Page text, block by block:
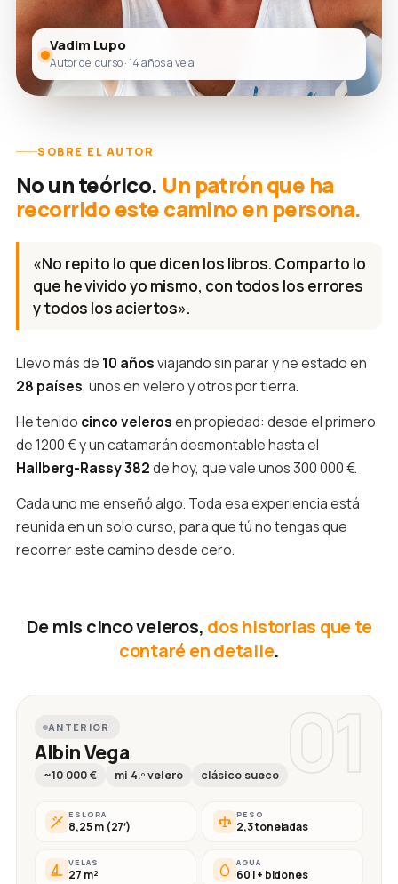
Vadim Lupo
Autor del curso · 14 años a vela
SOBRE EL AUTOR
No un teórico. Un patrón que ha
recorrido este camino en persona.
«No repito lo que dicen los libros. Comparto lo
que he vivido yo mismo, con todos los errores
y todos los aciertos».
Llevo más de 10 añosviajando sin parar y he estado en
28 países, unos en velero y otros por tierra.
He tenido cinco velerosen propiedad: desde el primero
de 1200 € y un catamarán desmontable hasta el
Hallberg-Rassy 382de hoy, que vale unos 300 000 €.
Cada uno me enseñó algo. Toda esa experiencia está
reunida en un solo curso, para que tú no tengas que
recorrer este camino desde cero.
De mis cinco veleros, dos historias que te
contaré en detalle.
01
ANTERIOR
Albin Vega
~10 000 € mi 4.º velero clásico sueco
ESLORA
8,25 m (27′)
PESO
2,3 toneladas
VELAS
27 m²
AGUA
60 l + bidones